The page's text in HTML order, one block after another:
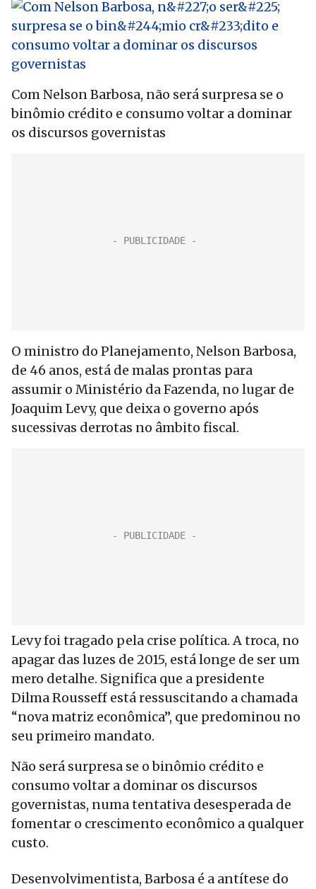
Com Nelson Barbosa, não será surpresa se o
binômio crédito e consumo voltar a dominar
os discursos governistas
O ministro do Planejamento, Nelson Barbosa,
de 46 anos, está de malas prontas para
assumir o Ministério da Fazenda, no lugar de
Joaquim Levy, que deixa o governo após
sucessivas derrotas no âmbito fiscal.
Levy foi tragado pela crise política. A troca, no
apagar das luzes de 2015, está longe de ser um
mero detalhe. Significa que a presidente
Dilma Rousseff está ressuscitando a chamada
“nova matriz econômica”, que predominou no
seu primeiro mandato.
Não será surpresa se o binômio crédito e
consumo voltar a dominar os discursos
governistas, numa tentativa desesperada de
fomentar o crescimento econômico a qualquer
custo.
Desenvolvimentista, Barbosa é a antítese do